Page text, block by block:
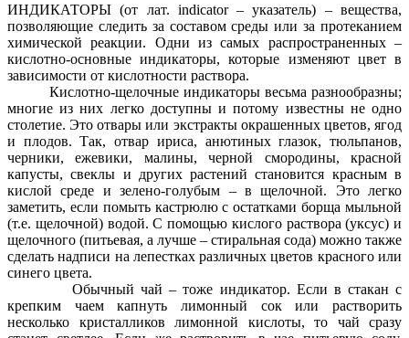
ИНДИКАТОРЫ (от лат. indicator – указатель) – вещества,
позволяющие следить за составом среды или за протеканием
химической реакции. Одни из самых распространенных –
кислотно-основные индикаторы, которые изменяют цвет в
зависимости от кислотности раствора.
Кислотно-щелочные индикаторы весьма разнообразны;
многие из них легко доступны и потому известны не одно
столетие. Это отвары или экстракты окрашенных цветов, ягод
и плодов. Так, отвар ириса, анютиных глазок, тюльпанов,
черники, ежевики, малины, черной смородины, красной
капусты, свеклы и других растений становится красным в
кислой среде и зелено-голубым – в щелочной. Это легко
заметить, если помыть кастрюлю с остатками борща мыльной
(т.е. щелочной) водой. С помощью кислого раствора (уксус) и
щелочного (питьевая, а лучше – стиральная сода) можно также
сделать надписи на лепестках различных цветов красного или
синего цвета.
Обычный чай – тоже индикатор. Если в стакан с
крепким чаем капнуть лимонный сок или растворить
несколько кристалликов лимонной кислоты, то чай сразу